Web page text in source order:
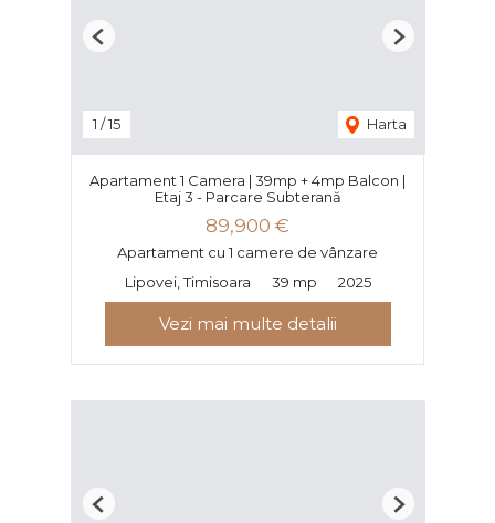
1 /15 Harta
Previous Next
Apartament 1 Camera | 39mp + 4mp Balcon |
Etaj 3 - Parcare Subterană
89,900 €
Apartament cu 1 camere de vânzare
Lipovei, Timisoara
39 mp 2025
Vezi mai multe detalii
Previous Next